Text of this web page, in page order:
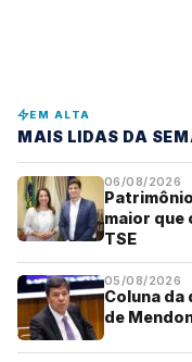
EM ALTA
MAIS LIDAS DA
06/08/2026
maior que
TSE
05/08/2026
Coluna
de